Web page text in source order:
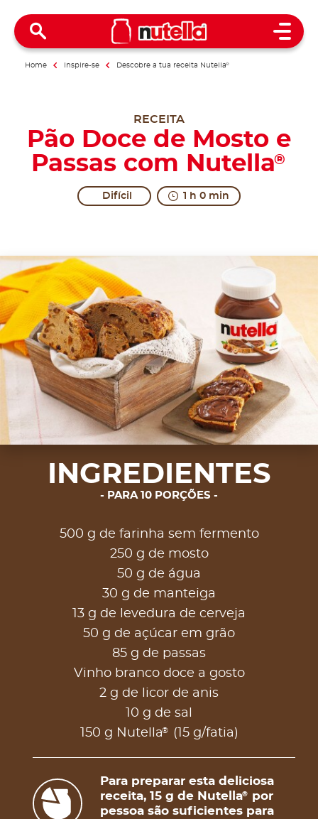
Open
Home Inspire-se Descobre a tua receita Nutella®
RECEITA
Pão Doce de Mosto e
Passas com Nutella®
Difícil 1 h 0 min
Grape must bread is a recipe from the Marche
INGREDIENTES
PARA 10 PORÇÕES
500 g de farinha sem fermento
250 g de mosto
50 g de água
30 g de manteiga
13 g de levedura de cerveja
50 g de açúcar em grão
85 g de passas
Vinho branco doce a gosto
2 g de licor de anis
10 g de sal
150 g Nutella® (15 g/fatia)
Para preparar esta deliciosa
receita, 15 g de Nutella®
por
pessoa são suficientes para